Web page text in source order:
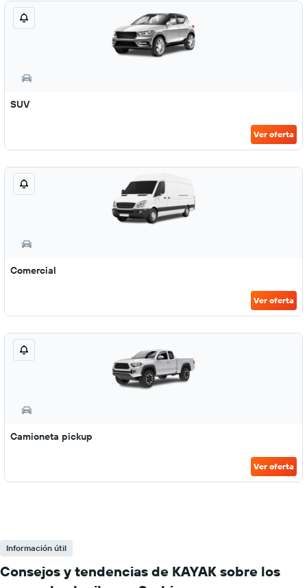
SUV
Ver oferta
Comercial
Ver oferta
Camioneta pickup
Ver oferta
Información útil
Consejos y tendencias de KAYAK sobre los